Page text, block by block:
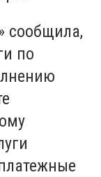
сообщила,
по